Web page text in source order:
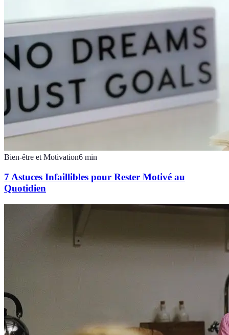
Bien-être et Motivation6 min
7 Astuces Infaillibles pour Rester Motivé au
Quotidien